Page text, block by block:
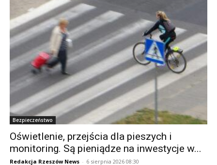
Bezpieczeństwo
Oświetlenie, przejścia dla pieszych i
monitoring. Są pieniądze na inwestycje w...
Redakcja Rzeszów News - 6 sierpnia 2026 08:30